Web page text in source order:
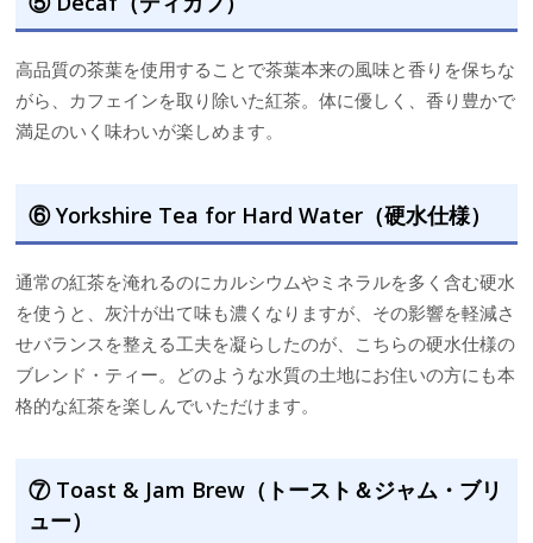
高品質の茶葉を使用することで茶葉本来の風味と香りを保ちな
がら、カフェインを取り除いた紅茶。体に優しく、香り豊かで
満足のいく味わいが楽しめます。
⑥ Yorkshire Tea for Hard Water（硬水仕様）
通常の紅茶を淹れるのにカルシウムやミネラルを多く含む硬水
を使うと、灰汁が出て味も濃くなりますが、その影響を軽減さ
せバランスを整える工夫を凝らしたのが、こちらの硬水仕様の
ブレンド・ティー。どのような水質の土地にお住いの方にも本
格的な紅茶を楽しんでいただけます。
⑦ Toast & Jam Brew（トースト＆ジャム・ブリ
ュー）